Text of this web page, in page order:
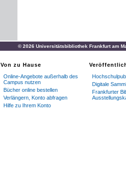
© 2026 Universitätsbibliothek Frankfurt am
Von zu Hause
Online-Angebote außerhalb des
Campus nutzen
Bücher online bestellen
Verlängern, Konto abfragen
Hilfe zu Ihrem Konto
Digitale
Frankfurter